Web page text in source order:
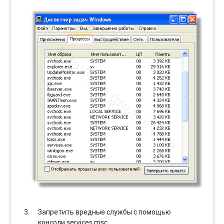
Запретить вредные службы с помощью